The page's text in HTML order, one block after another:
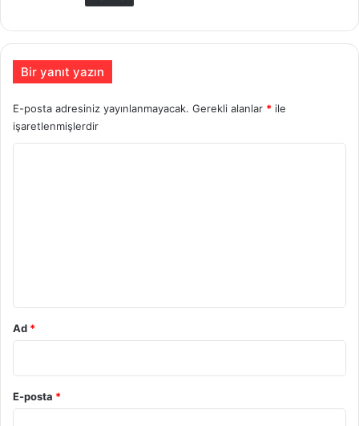
Bir yanıt yazın
E-posta adresiniz yayınlanmayacak. Gerekli alanlar * ile
işaretlenmişlerdir
Ad *
E-posta *